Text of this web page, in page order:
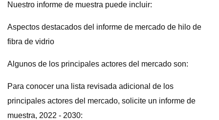
Nuestro informe de muestra puede incluir:
Aspectos destacados del informe de mercado de hilo de
fibra de vidrio
Algunos de los principales actores del mercado son:
Para conocer una lista revisada adicional de los
principales actores del mercado, solicite un informe de
muestra, 2022 - 2030: